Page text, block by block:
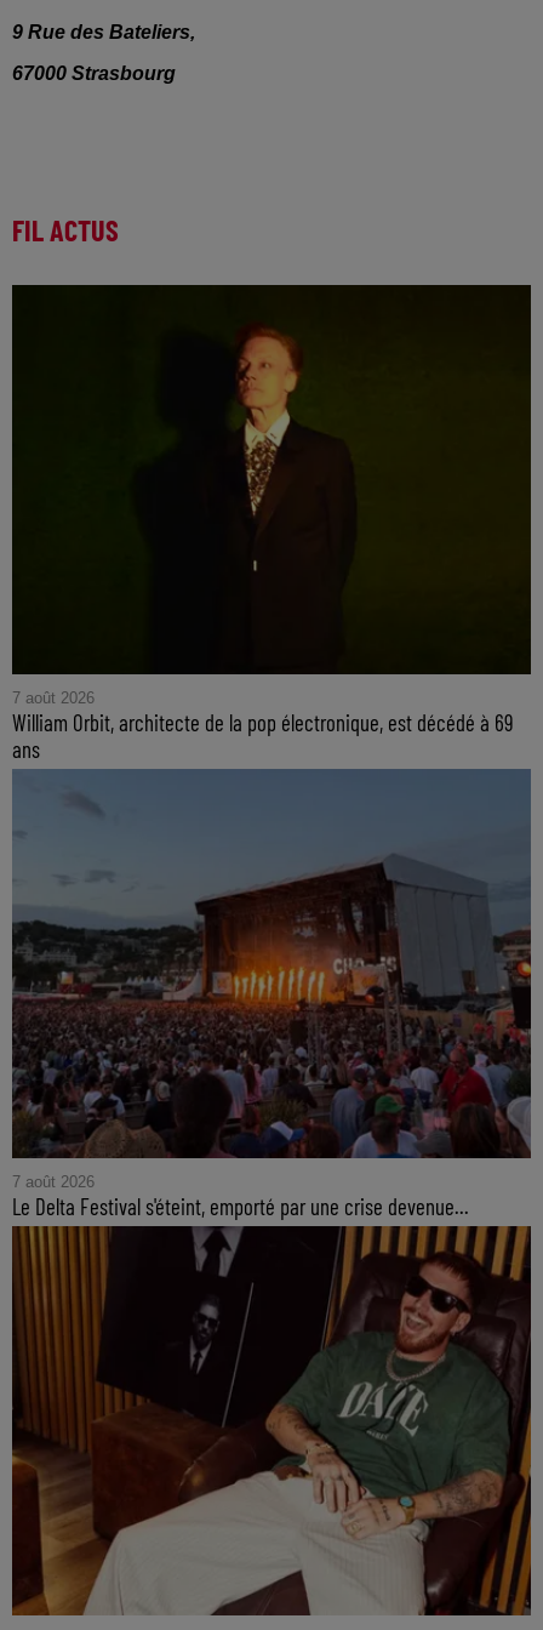
9 Rue des Bateliers,
67000 Strasbourg
FIL ACTUS
7 août 2026
William Orbit, architecte de la pop électronique, est décédé à 69
ans
7 août 2026
Le Delta Festival s'éteint, emporté par une crise devenue...